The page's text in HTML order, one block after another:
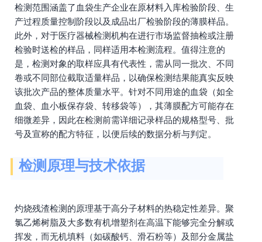
检测范围涵盖了血袋生产企业在原材料入库检验阶段、生
产过程质量控制阶段以及成品出厂检验阶段的薄膜样品。
此外，对于医疗器械检测机构在进行市场监督抽检或注册
检验时送检的样品，同样适用本检测流程。值得注意的
是，检测对象的取样应具有代表性，需从同一批次、不同
卷或不同部位截取适量样品，以确保检测结果能真实反映
该批次产品的整体质量水平。针对不同用途的血袋（如全
血袋、血小板保存袋、转移袋等），其薄膜配方可能存在
细微差异，因此在检测前需详细记录样品的规格型号、批
号及宣称的配方特征，以便后续的数据分析与判定。
检测原理与技术依据
灼烧残渣检测的原理基于高分子材料的热稳定性差异。聚
氯乙烯树脂及大多数有机增塑剂在高温下能够完全分解或
挥发，而无机填料（如碳酸钙、滑石粉等）及部分金属盐